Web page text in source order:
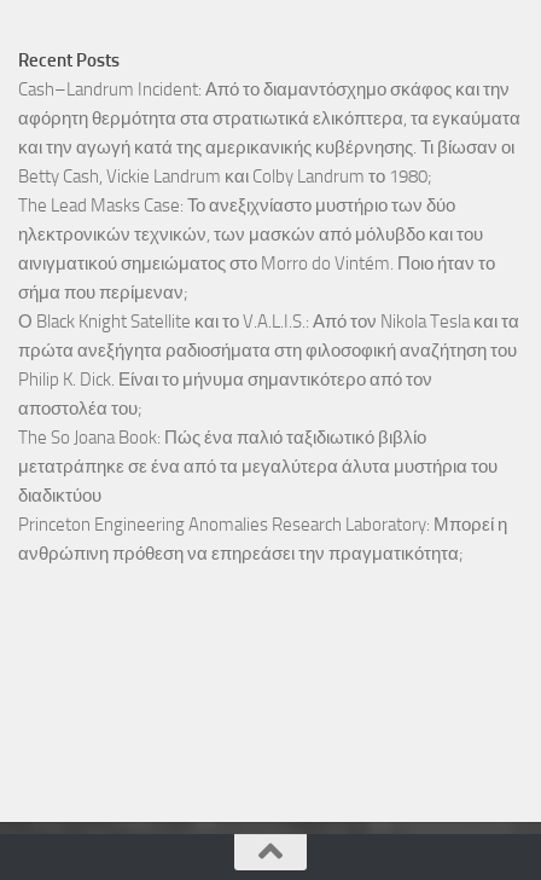
Recent Posts
Cash–Landrum Incident: Από το διαμαντόσχημο σκάφος και την
αφόρητη θερμότητα στα στρατιωτικά ελικόπτερα, τα εγκαύματα
και την αγωγή κατά της αμερικανικής κυβέρνησης. Τι βίωσαν οι
Betty Cash, Vickie Landrum και Colby Landrum το 1980;
The Lead Masks Case: Το ανεξιχνίαστο μυστήριο των δύο
ηλεκτρονικών τεχνικών, των μασκών από μόλυβδο και του
αινιγματικού σημειώματος στο Morro do Vintém. Ποιο ήταν το
σήμα που περίμεναν;
Ο Black Knight Satellite και το V.A.L.I.S.: Από τον Nikola Tesla και τα
πρώτα ανεξήγητα ραδιοσήματα στη φιλοσοφική αναζήτηση του
Philip K. Dick. Είναι το μήνυμα σημαντικότερο από τον
αποστολέα του;
The So Joana Book: Πώς ένα παλιό ταξιδιωτικό βιβλίο
μετατράπηκε σε ένα από τα μεγαλύτερα άλυτα μυστήρια του
διαδικτύου
Princeton Engineering Anomalies Research Laboratory: Μπορεί η
ανθρώπινη πρόθεση να επηρεάσει την πραγματικότητα;